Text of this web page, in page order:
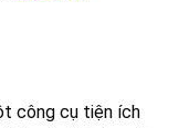
công cụ tiện ích